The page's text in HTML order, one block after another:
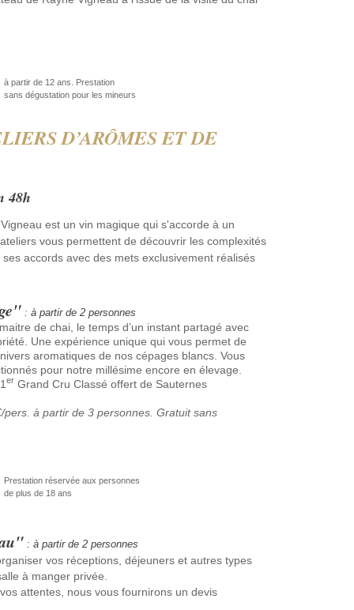
à partir de 12 ans. Prestation
sans dégustation pour les mineurs
D’ARÔMES ET DE
48h
est un vin magique qui s'accorde à un
vous permettent de découvrir les complexités
accords avec des mets exclusivement réalisés
: à partir de 2 personnes
de chai, le temps d’un instant partagé avec
Une expérience unique qui vous permet de
aromatiques de nos cépages blancs. Vous
pour notre millésime encore en élevage.
er Grand Cru Classé offert de Sauternes
pers. à partir de 3 personnes. Gratuit sans
Prestation réservée aux personnes
de plus de 18 ans
: à partir de 2 personnes
vos réceptions, déjeuners et autres types
à manger privée.
attentes, nous vous fournirons un devis